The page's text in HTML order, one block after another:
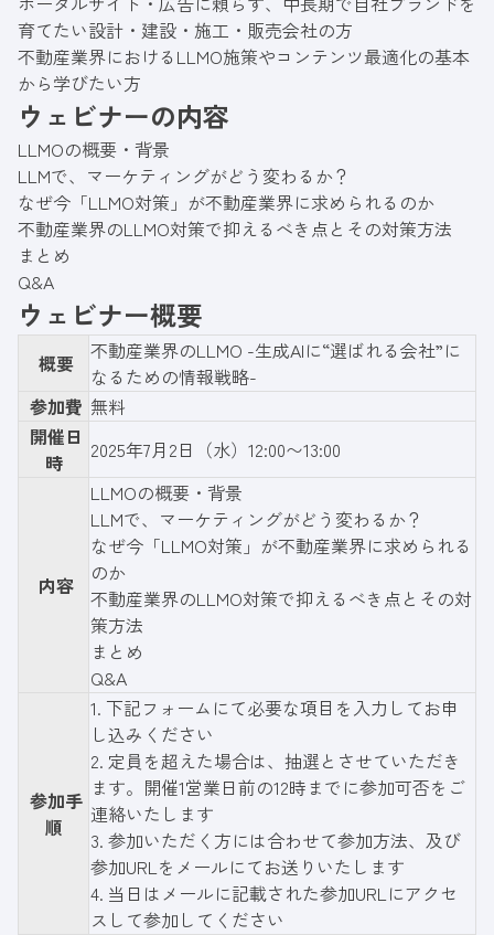
育てたい設計・建設・施工・販売会社の方
不動産業界におけるLLMO施策やコンテンツ最適化の基本
から学びたい方
ウェビナーの内容
LLMOの概要・背景
LLMで、マーケティングがどう変わるか？
なぜ今「LLMO対策」が不動産業界に求められるのか
不動産業界のLLMO対策で抑えるべき点とその対策方法
まとめ
Q&A
ウェビナー概要
概要
不動産業界のLLMO -生成AIに“選ばれる会社”に
なるための情報戦略-
参加費 無料
開催日
時
2025年7月2日（水）12:00〜13:00
内容
LLMOの概要・背景
LLMで、マーケティングがどう変わるか？
なぜ今「LLMO対策」が不動産業界に求められる
のか
不動産業界のLLMO対策で抑えるべき点とその対
策方法
まとめ
Q&A
参加手
順
1. 下記フォーム にて必要な項目を入力してお申
し込みください
2. 定員を超えた場合は、抽選とさせていただき
ます。開催1営業日前の12時までに参加可否をご
連絡いたします
3. 参加いただく方には合わせて参加方法、及び
参加URLをメールにてお送りいたします
4. 当日はメールに記載された参加URLにアクセ
スして参加してください